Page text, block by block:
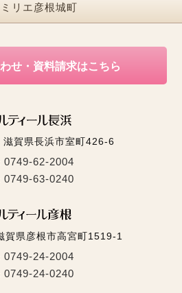
リエ彦根城町
せ・資料請求はこちら
滋賀県長浜市室町426-6
0749-62-2004
0749-63-0240
賀県彦根市高宮町1519-1
0749-24-2004
0749-24-0240